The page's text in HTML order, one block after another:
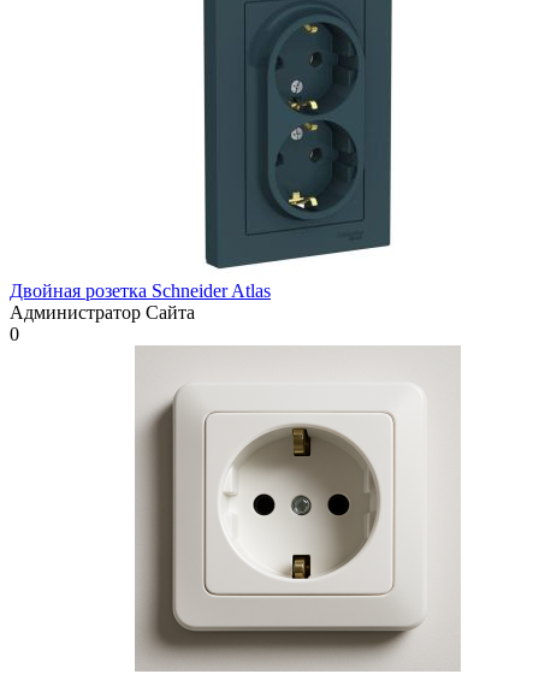
Двойная розетка Schneider Atlas
Администратор Сайта
0